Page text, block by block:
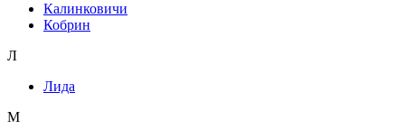
Калинковичи
Кобрин
Л
Лида
М